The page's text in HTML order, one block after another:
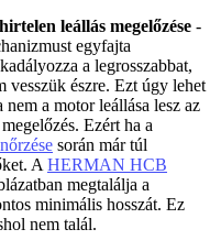
hirtelen leállás megelőzése -
egyfajta
a legrosszabbat,
vesszük észre. Ezt úgy lehet
a motor leállása lesz az
Ezért ha a
során már túl
A HERMAN HCB
megtalálja a
minimális hosszát. Ez
nem talál.